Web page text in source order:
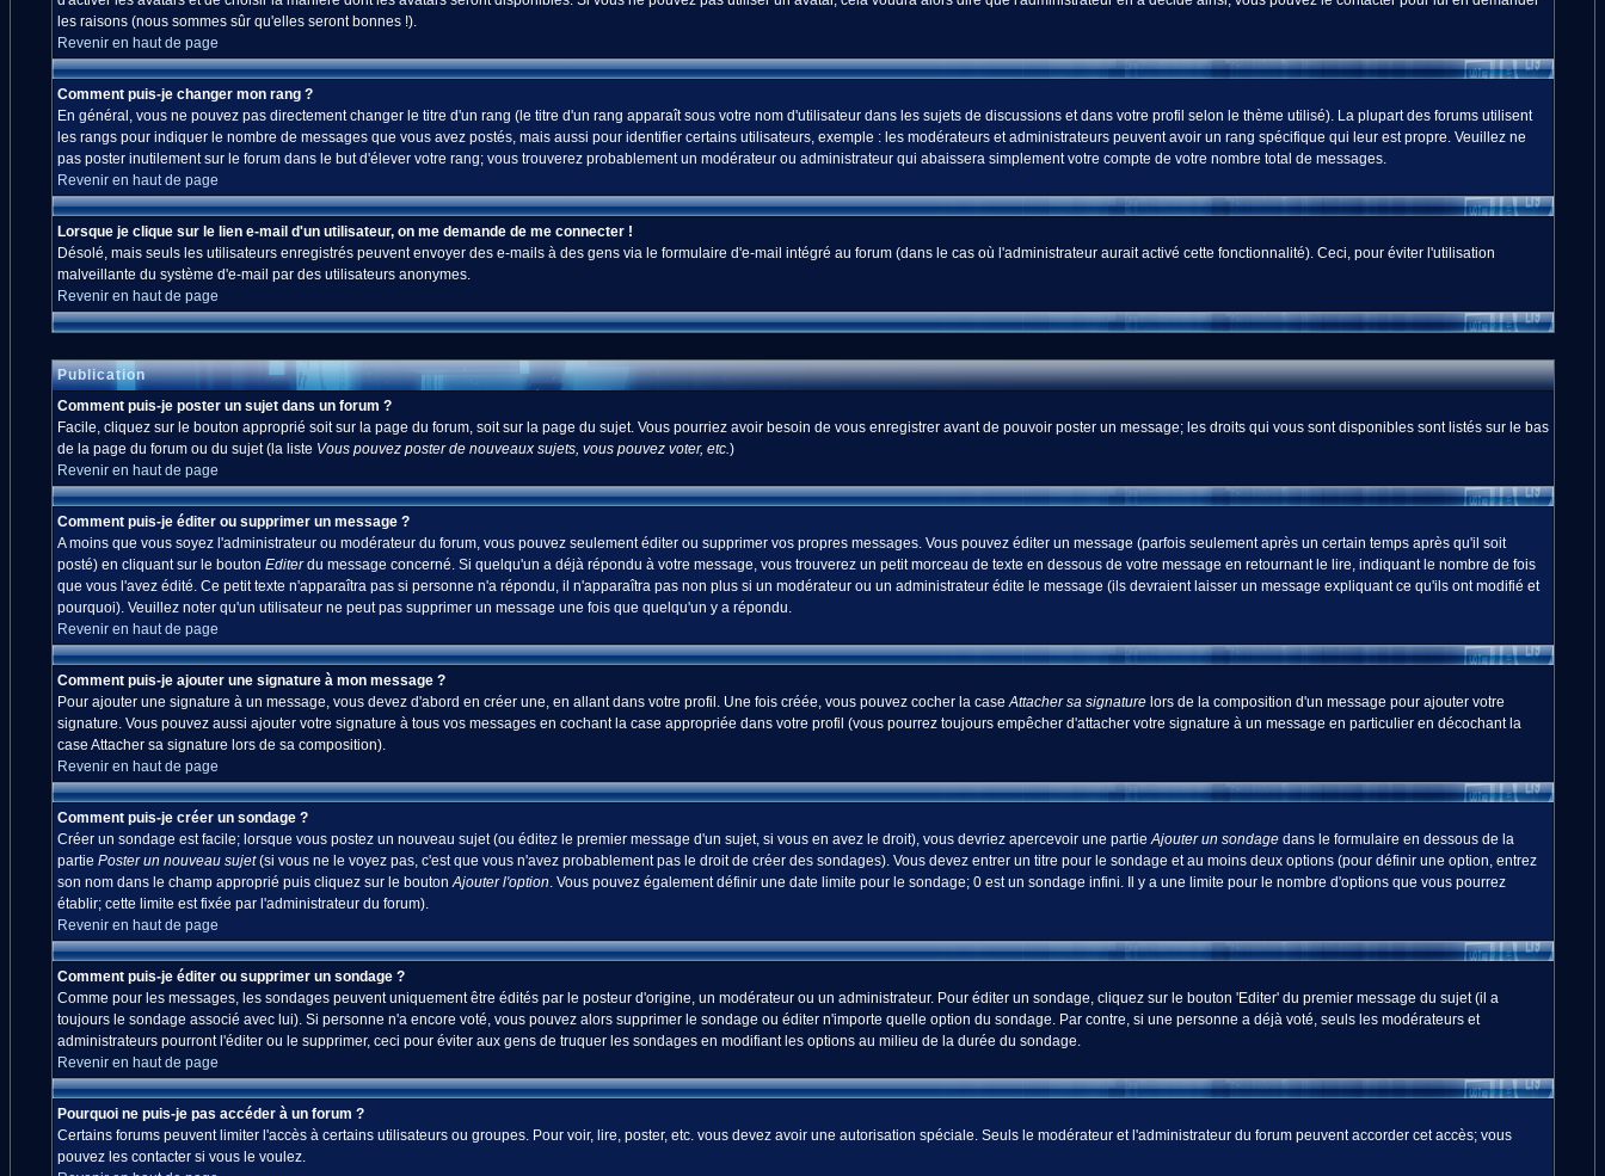
les raisons (nous sommes sûr qu'elles seront bonnes !).
Revenir en haut de page
Comment puis-je changer mon rang ?
En général, vous ne pouvez pas directement changer le titre d'un rang (le titre d'un rang apparaît sous votre nom d'utilisateur dans les sujets de discussions et dans votre profil selon le thème utilisé). La plupart des forums utilisent
les rangs pour indiquer le nombre de messages que vous avez postés, mais aussi pour identifier certains utilisateurs, exemple : les modérateurs et administrateurs peuvent avoir un rang spécifique qui leur est propre. Veuillez ne
pas poster inutilement sur le forum dans le but d'élever votre rang; vous trouverez probablement un modérateur ou administrateur qui abaissera simplement votre compte de votre nombre total de messages.
Revenir en haut de page
Lorsque je clique sur le lien e-mail d'un utilisateur, on me demande de me connecter !
Désolé, mais seuls les utilisateurs enregistrés peuvent envoyer des e-mails à des gens via le formulaire d'e-mail intégré au forum (dans le cas où l'administrateur aurait activé cette fonctionnalité). Ceci, pour éviter l'utilisation
malveillante du système d'e-mail par des utilisateurs anonymes.
Revenir en haut de page
Publication
Comment puis-je poster un sujet dans un forum ?
Facile, cliquez sur le bouton approprié soit sur la page du forum, soit sur la page du sujet. Vous pourriez avoir besoin de vous enregistrer avant de pouvoir poster un message; les droits qui vous sont disponibles sont listés sur le bas
de la page du forum ou du sujet (la liste Vous pouvez poster de nouveaux sujets, vous pouvez voter, etc.)
Revenir en haut de page
Comment puis-je éditer ou supprimer un message ?
A moins que vous soyez l'administrateur ou modérateur du forum, vous pouvez seulement éditer ou supprimer vos propres messages. Vous pouvez éditer un message (parfois seulement après un certain temps après qu'il soit
posté) en cliquant sur le bouton Editerdu message concerné. Si quelqu'un a déjà répondu à votre message, vous trouverez un petit morceau de texte en dessous de votre message en retournant le lire, indiquant le nombre de fois
que vous l'avez édité. Ce petit texte n'apparaîtra pas si personne n'a répondu, il n'apparaîtra pas non plus si un modérateur ou un administrateur édite le message (ils devraient laisser un message expliquant ce qu'ils ont modifié et
pourquoi). Veuillez noter qu'un utilisateur ne peut pas supprimer un message une fois que quelqu'un y a répondu.
Revenir en haut de page
Comment puis-je ajouter une signature à mon message ?
Pour ajouter une signature à un message, vous devez d'abord en créer une, en allant dans votre profil. Une fois créée, vous pouvez cocher la caseAttacher sa signaturelors de la composition d'un message pour ajouter votre
signature. Vous pouvez aussi ajouter votre signature à tous vos messages en cochant la case appropriée dans votre profil (vous pourrez toujours empêcher d'attacher votre signature à un message en particulier en décochant la
case Attacher sa signature lors de sa composition).
Revenir en haut de page
Comment puis-je créer un sondage ?
Créer un sondage est facile; lorsque vous postez un nouveau sujet (ou éditez le premier message d'un sujet, si vous en avez le droit), vous devriez apercevoir une partieAjouter un sondagedans le formulaire en dessous de la
partie Poster un nouveau sujet(si vous ne le voyez pas, c'est que vous n'avez probablement pas le droit de créer des sondages). Vous devez entrer un titre pour le sondage et au moins deux options (pour définir une option, entrez
son nom dans le champ approprié puis cliquez sur le boutonAjouter l'option. Vous pouvez également définir une date limite pour le sondage; 0 est un sondage infini. Il y a une limite pour le nombre d'options que vous pourrez
établir; cette limite est fixée par l'administrateur du forum).
Revenir en haut de page
Comment puis-je éditer ou supprimer un sondage ?
Comme pour les messages, les sondages peuvent uniquement être édités par le posteur d'origine, un modérateur ou un administrateur. Pour éditer un sondage, cliquez sur le bouton 'Editer' du premier message du sujet (il a
toujours le sondage associé avec lui). Si personne n'a encore voté, vous pouvez alors supprimer le sondage ou éditer n'importe quelle option du sondage. Par contre, si une personne a déjà voté, seuls les modérateurs et
administrateurs pourront l'éditer ou le supprimer, ceci pour éviter aux gens de truquer les sondages en modifiant les options au milieu de la durée du sondage.
Revenir en haut de page
Pourquoi ne puis-je pas accéder à un forum ?
Certains forums peuvent limiter l'accès à certains utilisateurs ou groupes. Pour voir, lire, poster, etc. vous devez avoir une autorisation spéciale. Seuls le modérateur et l'administrateur du forum peuvent accorder cet accès; vous
pouvez les contacter si vous le voulez.